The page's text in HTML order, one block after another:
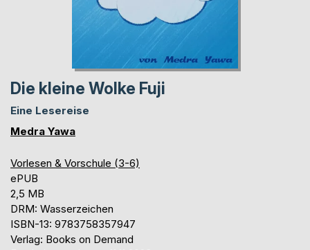
Die kleine Wolke Fuji
Eine Lesereise
Medra Yawa
Vorlesen & Vorschule (3-6)
ePUB
2,5 MB
DRM: Wasserzeichen
ISBN-13: 9783758357947
Verlag: Books on Demand